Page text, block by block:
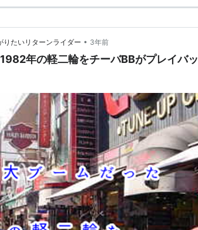
りたいリターンライダー • 3年前
年の軽二輪をチーバBBがプレイバッ